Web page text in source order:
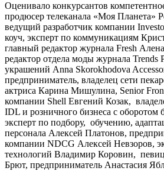
Оценивало конкурсантов
продюсер телеканала «Моя Планета»
ведущий разработчик компании
коуч, эксперт по коммуникациям
главный редактор журнала Fresh
редактор отдела моды журнала Trends
украшений Anna Skorokhodova
предприниматель, владелец сети
актриса Карина Мишулина, Senior
компании Shell Евгений Козак,
IDL и розничного бизнеса с оборотом
эксперт по подбору, обучению,
персонала Алексей Платонов,
компании NDCG Алексей Невзоров,
технологий Владимир Коровин,
Брют, предприниматель Анастасия